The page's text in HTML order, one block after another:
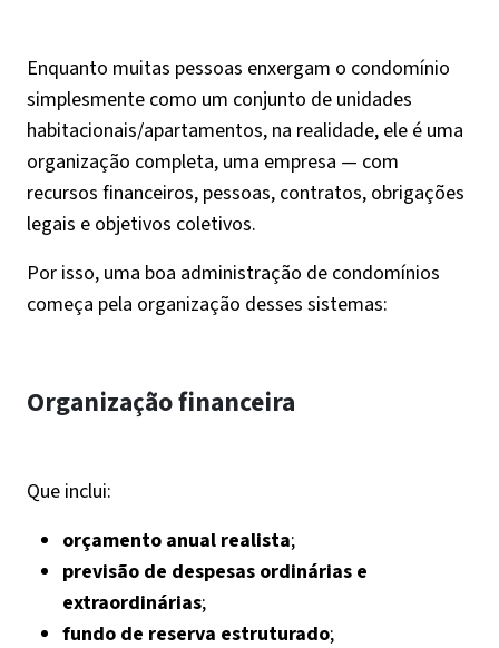
Enquanto muitas pessoas enxergam o condomínio
simplesmente como um conjunto de unidades
habitacionais/apartamentos, na realidade, ele é uma
organização completa, uma empresa — com
recursos financeiros, pessoas, contratos, obrigações
legais e objetivos coletivos.
Por isso, uma boa administração de condomínios
começa pela organização desses sistemas:
Organização financeira
Que inclui:
orçamento anual realista;
previsão de despesas ordinárias e
extraordinárias;
fundo de reserva estruturado;